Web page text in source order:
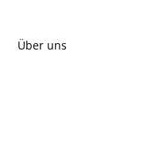
Über uns